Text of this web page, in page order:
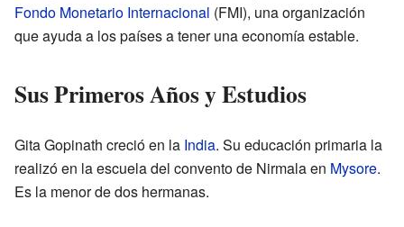
Fondo Monetario Internacional (FMI), una organización
que ayuda a los países a tener una economía estable.
Sus Primeros Años y Estudios
Gita Gopinath creció en la India. Su educación primaria la
realizó en la escuela del convento de Nirmala en Mysore.
Es la menor de dos hermanas.